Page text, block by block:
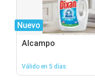
Nuevo
Alcampo
Válido en 5 días